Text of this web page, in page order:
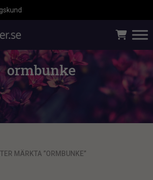
ormbunke
MÄRKTA ”ORMBUNKE”